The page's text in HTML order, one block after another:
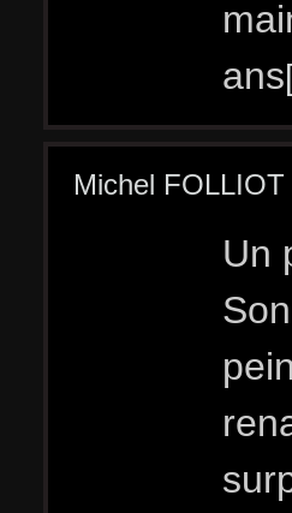
ans
Michel
Un